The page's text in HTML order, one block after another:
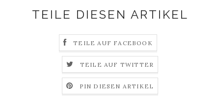
TEILE DIESEN ARTIKEL
TEILE AUF FACEBOOK
TEILE AUF TWITTER
PIN DIESEN ARTIKEL